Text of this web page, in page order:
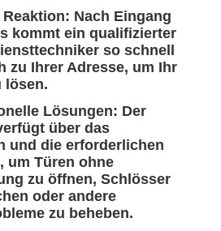
Nach Eingang
kommt ein qualifizierter
so schnell
zu Ihrer Adresse, um Ihr
lösen.
Lösungen: Der
über das
und die erforderlichen
um Türen ohne
zu öffnen, Schlösser
oder andere
zu beheben.